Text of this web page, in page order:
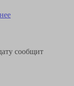
сообщит